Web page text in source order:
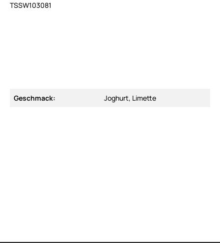
TSSW103081
Geschmack: Joghurt, Limette